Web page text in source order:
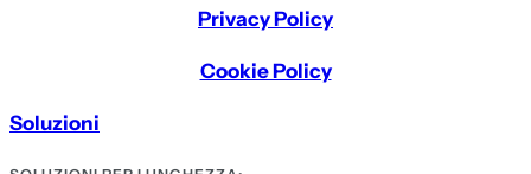
Privacy Policy
Cookie Policy
Soluzioni